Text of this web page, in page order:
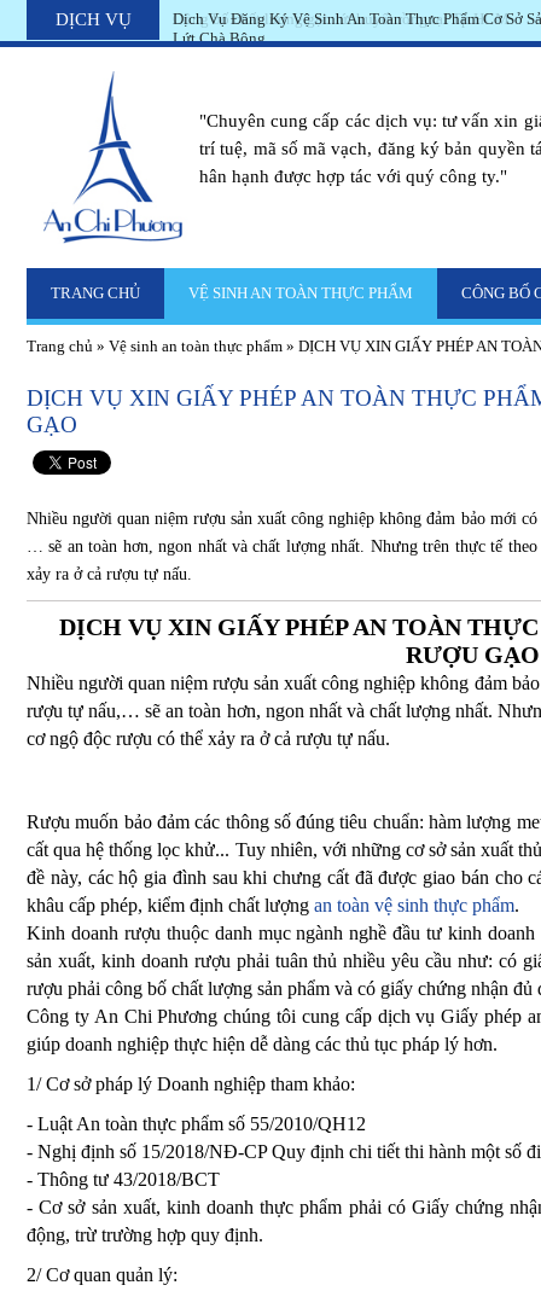
DỊCH VỤ Công bố chất lượng gạo lứt huyết rồng tại Tp.HCM
"Chuyên cung cấp các dịch vụ: tư vấn xin
trí tuệ, mã số mã vạch, đăng ký bản quyền
hân hạnh được hợp tác với quý công ty."
TRANG CHỦ VỆ SINH AN TOÀN THỰC PHẨM CÔNG BỐ
Trang chủ » Vệ sinh an toàn thực phẩm » DỊCH VỤ XIN GIẤY PHÉP AN
DỊCH VỤ XIN GIẤY PHÉP AN TOÀN THỰC
GẠO
Nhiều người quan niệm rượu sản xuất công nghiệp không đảm bảo mới
… sẽ an toàn hơn, ngon nhất và chất lượng nhất. Nhưng trên thực tế
xảy ra ở cả rượu tự nấu.
DỊCH VỤ XIN GIẤY PHÉP AN TOÀN
RƯỢU GẠO
Nhiều người quan niệm rượu sản xuất công nghiệp không đảm
rượu tự nấu,… sẽ an toàn hơn, ngon nhất và chất lượng nhất.
cơ ngộ độc rượu có thể xảy ra ở cả rượu tự nấu.
Rượu muốn bảo đảm các thông số đúng tiêu chuẩn: hàm lượng
cất qua hệ thống lọc khử... Tuy nhiên, với những cơ sở sản xuất
đề này, các hộ gia đình sau khi chưng cất đã được giao bán cho
khâu cấp phép, kiểm định chất lượng an toàn vệ sinh thực phẩm.
Kinh doanh rượu thuộc danh mục ngành nghề đầu tư kinh
sản xuất, kinh doanh rượu phải tuân thủ nhiều yêu cầu như: có
rượu phải công bố chất lượng sản phẩm và có giấy chứng nhận
Công ty An Chi Phương chúng tôi cung cấp dịch vụ Giấy phép
giúp doanh nghiệp thực hiện dễ dàng các thủ tục pháp lý hơn.
1/ Cơ sở pháp lý Doanh nghiệp tham khảo:
- Luật An toàn thực phẩm số 55/2010/QH12
- Nghị định số 15/2018/NĐ-CP Quy định chi tiết thi hành một số
- Thông tư 43/2018/BCT
- Cơ sở sản xuất, kinh doanh thực phẩm phải có Giấy chứng
động, trừ trường hợp quy định.
2/ Cơ quan quản lý: